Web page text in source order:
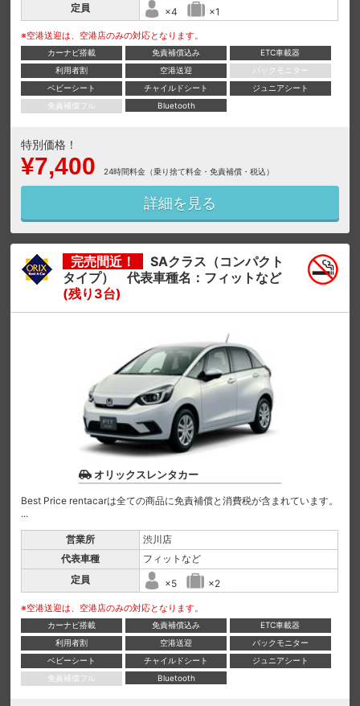
定員
×4 ×1
※空港送迎は、空港店のみの対応となります。
カーナビ搭載 免責補償込み
ETC車載器
利用者割
空港送迎
バックモニター
ベビーシート
チャイルドシート
ジュニアシート
免責補償フル
Bluetooth
特別価格！
¥7,400 24時間料金（乗り捨て料金・免責補償・税込）
詳細を見る
完売間近！
SAクラス（コンパクト
タイプ） 代表車種名：フィットなど
(残り3台)
オリックスレンタカー
Best Price rentacarは全ての商品に免責補償と消費税が含まれています。
...
営業所
渋川店
代表車種
フィットなど
定員
×5 ×2
※空港送迎は、空港店のみの対応となります。
カーナビ搭載 免責補償込み
ETC車載器
利用者割
空港送迎
バックモニター
ベビーシート
チャイルドシート
ジュニアシート
免責補償フル
Bluetooth